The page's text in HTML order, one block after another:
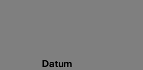
Datum